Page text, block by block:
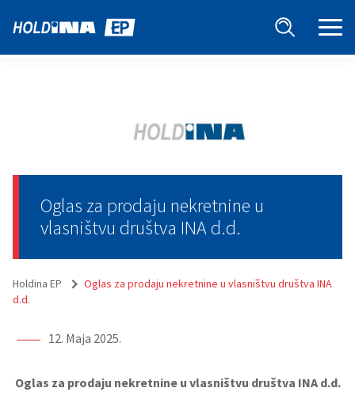
Oglas za prodaju nekretnine u
vlasništvu društva INA d.d.
Holdina EP
Oglas za prodaju nekretnine u vlasništvu društva INA
d.d.
12. Maja 2025.
Oglas za prodaju nekretnine u vlasništvu društva INA d.d.